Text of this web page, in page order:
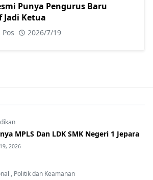
Punya Pengurus Baru
Ketua
2026/7/19
MPLS Dan LDK SMK Negeri 1 Jepara
2026
, Politik dan Keamanan